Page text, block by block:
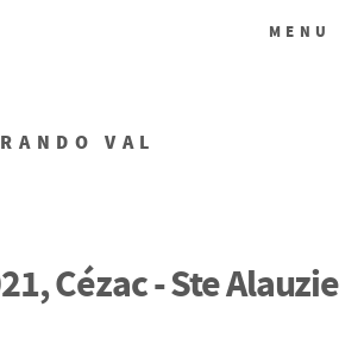
RANDO VAL
MENU
Cézac - Ste Alauzie